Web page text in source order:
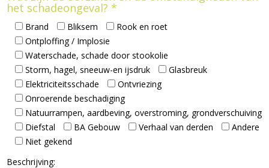
het schadeongeval? *
Brand Bliksem
Rook en roet
Ontploffing / Implosie
Waterschade, schade door stookolie
Storm, hagel, sneeuw-en ijsdruk
Glasbreuk
Elektriciteitsschade
Ontvriezing
Onroerende beschadiging
Natuurrampen, aardbeving, overstroming, grondverschuiving
Diefstal
BA Gebouw Verhaal van derden
Andere
Niet gekend
Beschrijving: